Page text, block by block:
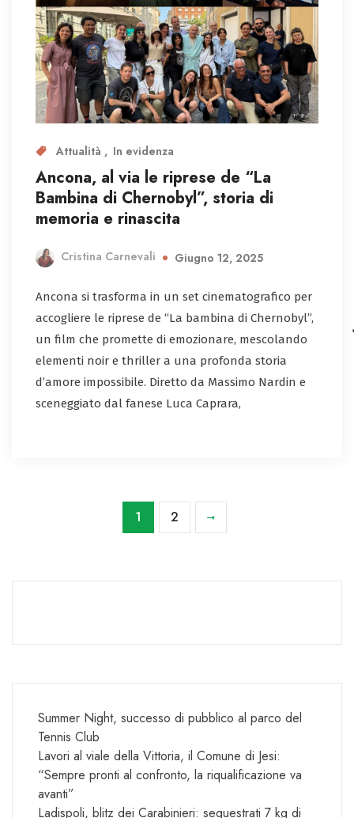
Attualità In evidenza
Ancona, al via le riprese de “La
Bambina di Chernobyl”, storia di
memoria e rinascita
Cristina Carnevali Giugno 12, 2025
Ancona si trasforma in un set cinematografico per
accogliere le riprese de “La bambina di Chernobyl”,
un film che promette di emozionare, mescolando
elementi noir e thriller a una profonda storia
d’amore impossibile. Diretto da Massimo Nardin e
sceneggiato dal fanese Luca Caprara,
1 2
Summer Night, successo di pubblico al parco del
Tennis Club
Lavori al viale della Vittoria, il Comune di Jesi:
“Sempre pronti al confronto, la riqualificazione va
avanti”
Ladispoli, blitz dei Carabinieri: sequestrati 7 kg di